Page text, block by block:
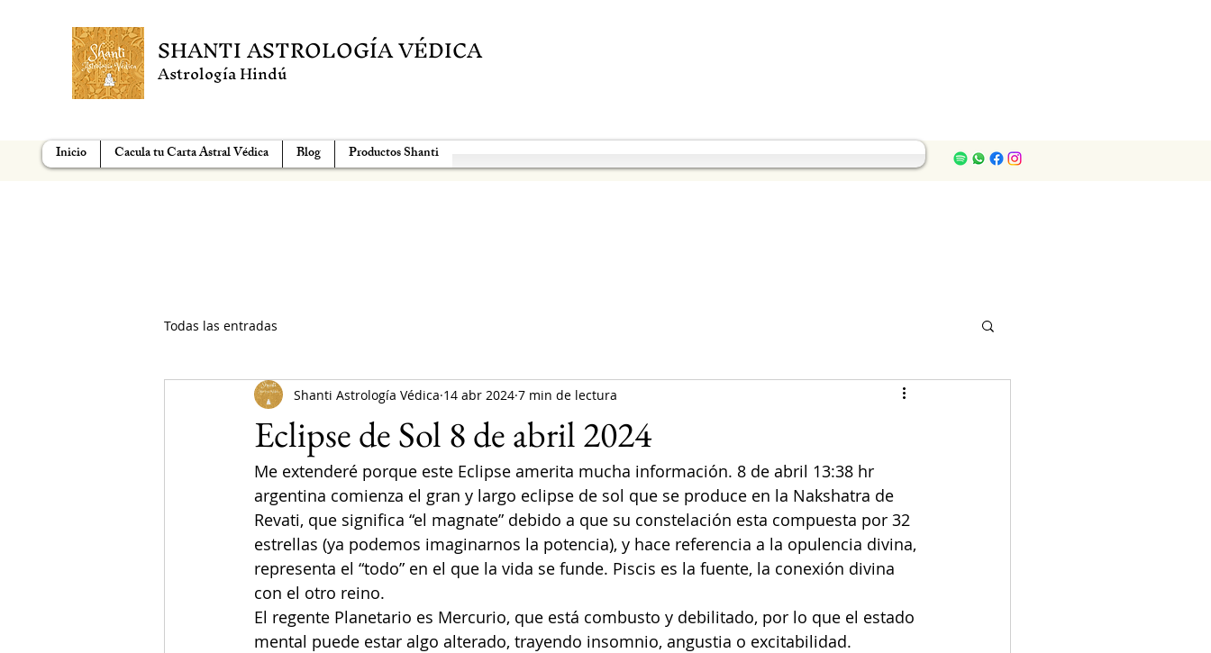
SHANTI ASTROLOGÍA VÉDICA
Astrología Hindú
Inicio Cacula tu Carta Astral Védica Blog Productos Shanti
Todas las entradas
Eclipse de Sol 8 de abril 2024
Shanti Astrología Védica 14 abr 2024 7 min de lectura
Me extenderé porque este Eclipse amerita mucha información. 8 de abril 13:38 hr
argentina comienza el gran y largo eclipse de sol que se produce en la Nakshatra de
Revati, que significa “el magnate” debido a que su constelación esta compuesta por 32
estrellas (ya podemos imaginarnos la potencia), y hace referencia a la opulencia divina,
representa el “todo” en el que la vida se funde. Piscis es la fuente, la conexión divina
con el otro reino.
El regente Planetario es Mercurio, que está combusto y debilitado, por lo que el estado
mental puede estar algo alterado, trayendo insomnio, angustia o excitabilidad.